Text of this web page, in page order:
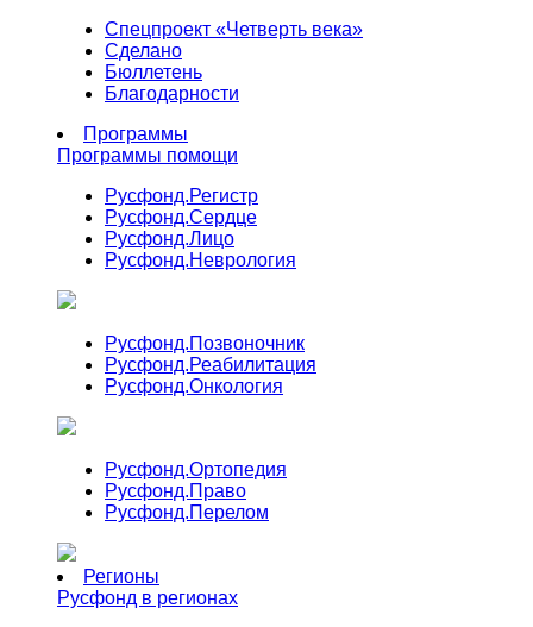
Спецпроект «Четверть века»
Сделано
Бюллетень
Благодарности
Программы
Программы помощи
Русфонд.Регистр
Русфонд.Сердце
Русфонд.Лицо
Русфонд.Неврология
Русфонд.Позвоночник
Русфонд.Реабилитация
Русфонд.Онкология
Русфонд.Ортопедия
Русфонд.Право
Русфонд.Перелом
Регионы
Русфонд в регионах